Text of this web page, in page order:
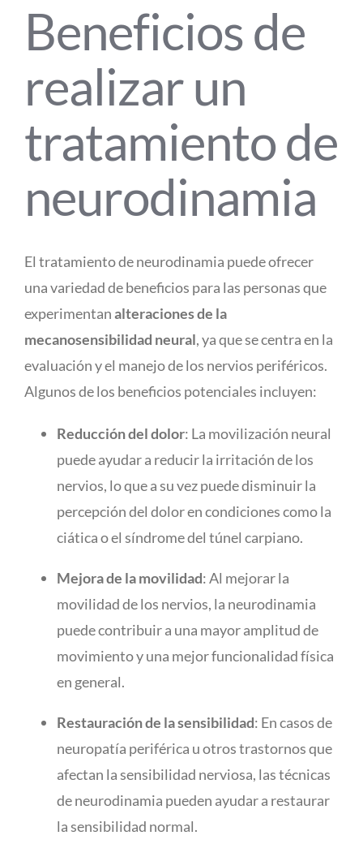
Beneficios de
realizar un
tratamiento de
neurodinamia
El tratamiento de neurodinamia puede ofrecer
una variedad de beneficios para las personas que
experimentanalteraciones de la
mecanosensibilidad neural, ya que se centra en la
evaluación y el manejo de los nervios periféricos.
Algunos de los beneficios potenciales incluyen:
Reducción del dolor: La movilización neural
puede ayudar a reducir la irritación de los
nervios, lo que a su vez puede disminuir la
percepción del dolor en condiciones como la
ciática o el síndrome del túnel carpiano.
Mejora de la movilidad: Al mejorar la
movilidad de los nervios, la neurodinamia
puede contribuir a una mayor amplitud de
movimiento y una mejor funcionalidad física
en general.
Restauración de la sensibilidad: En casos de
neuropatía periférica u otros trastornos que
afectan la sensibilidad nerviosa, las técnicas
de neurodinamia pueden ayudar a restaurar
la sensibilidad normal.